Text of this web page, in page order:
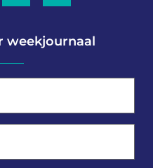
weekjournaal